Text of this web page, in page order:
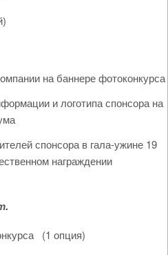
на баннере фотоконкурса
и логотипа спонсора на
спонсора в гала-ужине 19
награждении
(1 опция)